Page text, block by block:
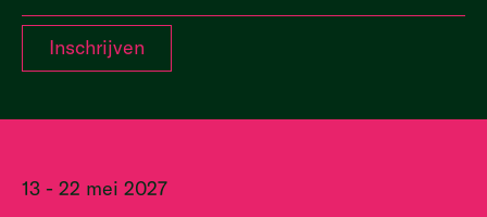
13 - 22 mei 2027